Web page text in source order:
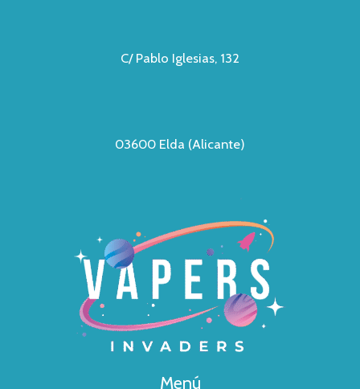
C/ Pablo Iglesias, 132
03600 Elda (Alicante)
Menú